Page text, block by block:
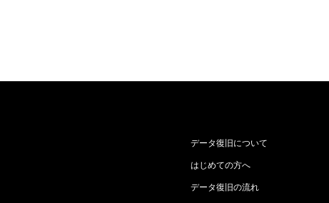
データ復旧について
はじめての方へ
データ復旧の流れ